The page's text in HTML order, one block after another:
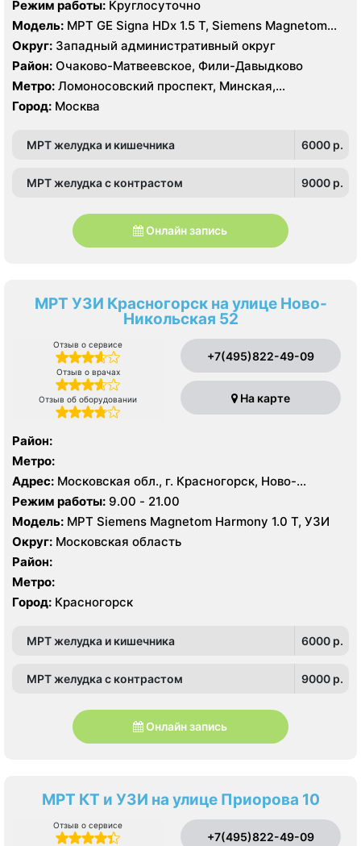
Режим работы: Круглосуточно
Модель: МРТ GE Signa HDx 1.5 T, Siemens Magnetom
Harmony 1.0 Т, КТ GE Healthcare Optima CT660 64
среза, GE Healthcare BrightSpeed 16 срезов, УЗИ
Hitachi Hi Vision Preirus, GE Voluson E8
Округ: Западный административный округ
Район: Очаково-Матвеевское, Фили-Давыдково
Метро: Ломоносовский проспект, Минская,
Славянский бульвар
Город: Москва
МРТ желудка и кишечника 6000 p.
МРТ желудка с контрастом 9000 p.
Онлайн запись
МРТ УЗИ Красногорск на улице Ново-
Никольская 52
Отзыв о сервисе
Отзыв о врачах
Отзыв об оборудовании
+7(495)822-49-09
На карте
Район:
Метро:
Адрес: Московская обл., г. Красногорск, Ново-
Никольская ул., 52
Режим работы: 9.00 - 21.00
Модель: МРТ Siemens Magnetom Harmony 1.0 Т, УЗИ
Округ: Московская область
Район:
Метро:
Город: Красногорск
МРТ желудка и кишечника 6000 p.
МРТ желудка с контрастом 9000 p.
Онлайн запись
МРТ КТ и УЗИ на улице Приорова 10
Отзыв о сервисе
+7(495)822-49-09